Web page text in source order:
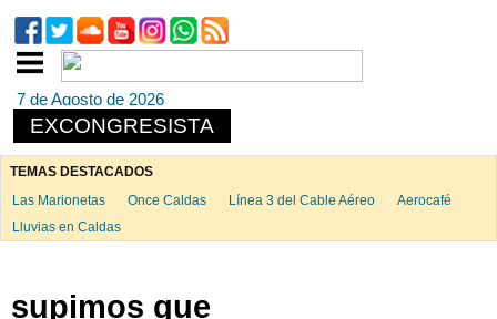
7 de Agosto de 2026
EXCONGRESISTA
TEMAS DESTACADOS
Las Marionetas
Once Caldas Línea 3 del Cable Aéreo
Aerocafé
Lluvias en Caldas
supimos que